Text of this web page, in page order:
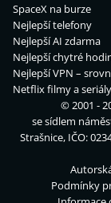
SpaceX na burze
Nejlepší telefony
Nejlepší AI zdarma
Nejlepší chytré
Nejlepší VPN –
Netflix filmy a seriály
© 2001 -
se sídlem
Strašnice, IČO:
Podmínky